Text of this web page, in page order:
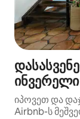
ინვერელი
იპოვეთ და
Airbnb-ს